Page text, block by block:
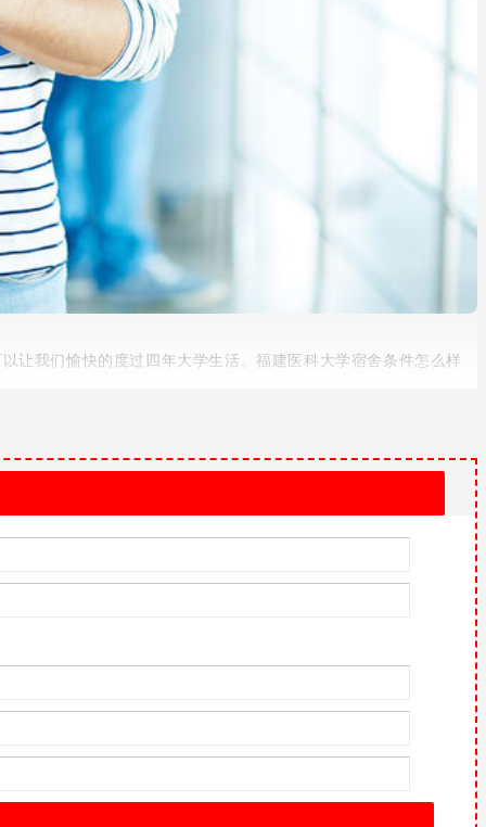
让我们愉快的度过四年大学生活。福建医科大学宿舍条件怎么样
建省人民政府确定为重点建设高校。学校被评为“全国教育系统
省卫生先进单位、省绿化模范单位和省级花园式单位等荣誉称号。